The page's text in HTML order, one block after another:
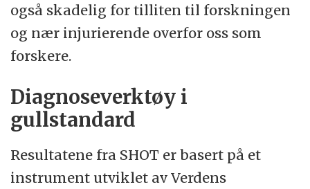
også skadelig for tilliten til forskningen
og nær injurierende overfor oss som
forskere.
Diagnoseverktøy i
gullstandard
Resultatene fra SHOT er basert på et
instrument utviklet av Verdens